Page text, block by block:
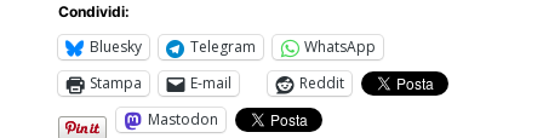
Condividi:
Bluesky Telegram
WhatsApp
Stampa
E-mail
Reddit
Mastodon